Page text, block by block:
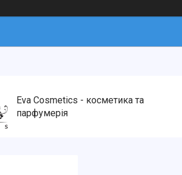
Eva Cosmetics - косметика та
парфумерія